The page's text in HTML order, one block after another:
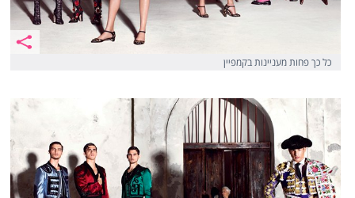
כל כך פחות מעניינות בקמפיין